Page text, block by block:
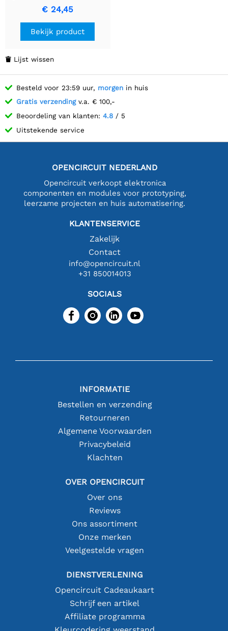
uitneembare plastic
bakjes
€ 24,45
Bekijk product
 Lijst wissen
Besteld voor 23:59 uur, morgen in huis
Gratis verzendingv.a. € 100,-
Beoordeling van klanten: 4.8 / 5
Uitstekende service
OPENCIRCUIT NEDERLAND
Opencircuit verkoopt elektronica
componenten en modules voor prototyping,
leerzame projecten en huis automatisering.
KLANTENSERVICE
Zakelijk
Contact
info@opencircuit.nl
+31 850014013
SOCIALS
INFORMATIE
Bestellen en verzending
Retourneren
Algemene Voorwaarden
Privacybeleid
Klachten
OVER OPENCIRCUIT
Over ons
Reviews
Ons assortiment
Onze merken
Veelgestelde vragen
DIENSTVERLENING
Opencircuit Cadeaukaart
Schrijf een artikel
Affiliate programma